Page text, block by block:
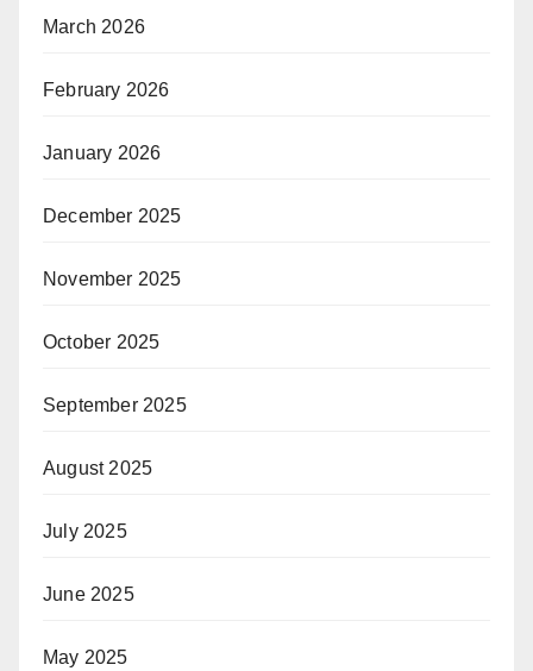
March 2026
February 2026
January 2026
December 2025
November 2025
October 2025
September 2025
August 2025
July 2025
June 2025
May 2025